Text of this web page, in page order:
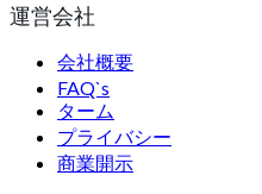
運営会社
会社概要
FAQ`s
ターム
プライバシー
商業開示